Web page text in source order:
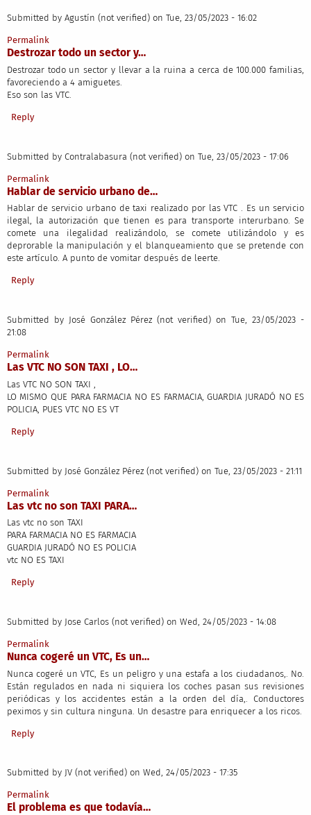
Submitted by Agustín (not verified) on Tue, 23/05/2023 - 16:02
Permalink
Destrozar todo un sector y…
Destrozar todo un sector y llevar a la ruina a cerca de 100.000 familias,
favoreciendo a 4 amiguetes.
Eso son las VTC.
Reply
Submitted by Contralabasura (not verified) on Tue, 23/05/2023 - 17:06
Permalink
Hablar de servicio urbano de…
Hablar de servicio urbano de taxi realizado por las VTC . Es un servicio
ilegal, la autorización que tienen es para transporte interurbano. Se
comete una ilegalidad realizándolo, se comete utilizándolo y es
deprorable la manipulación y el blanqueamiento que se pretende con
este artículo. A punto de vomitar después de leerte.
Reply
Submitted by José González Pérez (not verified) on Tue, 23/05/2023 -
21:08
Permalink
Las VTC NO SON TAXI , LO…
Las VTC NO SON TAXI ,
LO MISMO QUE PARA FARMACIA NO ES FARMACIA, GUARDIA JURADÓ NO ES
POLICIA, PUES VTC NO ES VT
Reply
Submitted by José González Pérez (not verified) on Tue, 23/05/2023 - 21:11
Permalink
Las vtc no son TAXI PARA…
Las vtc no son TAXI
PARA FARMACIA NO ES FARMACIA
GUARDIA JURADÓ NO ES POLICIA
vtc NO ES TAXI
Reply
Submitted by Jose Carlos (not verified) on Wed, 24/05/2023 - 14:08
Permalink
Nunca cogeré un VTC, Es un…
Nunca cogeré un VTC, Es un peligro y una estafa a los ciudadanos,. No.
Están regulados en nada ni siquiera los coches pasan sus revisiones
periódicas y los accidentes están a la orden del día,. Conductores
peximos y sin cultura ninguna. Un desastre para enriquecer a los ricos.
Reply
Submitted by JV (not verified) on Wed, 24/05/2023 - 17:35
Permalink
El problema es que todavía…